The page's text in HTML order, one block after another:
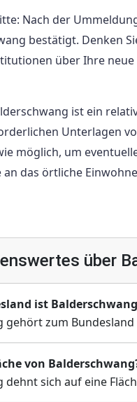
Nach der
bestätigt. Denken
über Ihre
ist ein
Unterlagen
möglich, um
an das örtliche
über
ist
gehört zum Bundesland
von
dehnt sich auf eine